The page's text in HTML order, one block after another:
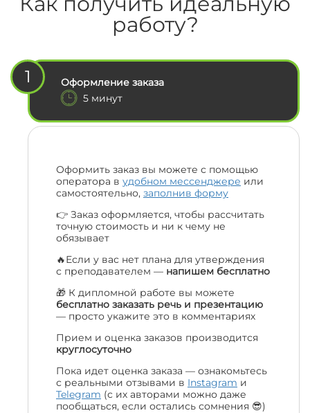
работу?
1
Оформление заказа
5 минут
Оформить заказ вы можете с помощью
оператора в удобном мессенджере или
самостоятельно, заполнив форму
👉 Заказ оформляется, чтобы рассчитать
точную стоимость и ни к чему не
обязывает
🔥Если у вас нет плана для утверждения
с преподавателем — напишем бесплатно
🎁 К дипломной работе вы можете
бесплатно заказать речь и презентацию
— просто укажите это в комментариях
Прием и оценка заказов производится
круглосуточно
Пока идет оценка заказа — ознакомьтесь
с реальными отзывами в Instagram и
Telegram (с их авторами можно даже
пообщаться, если остались сомнения 😎)